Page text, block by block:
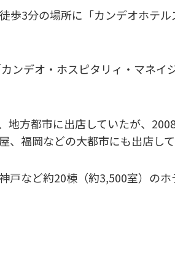
歩3分の場所に「カンデオホテ
ンデオ・ホスピタリィ・マネイ
地方都市に出店していたが、
福岡などの大都市にも出店して
戸など約20棟（約3,500室）のホ